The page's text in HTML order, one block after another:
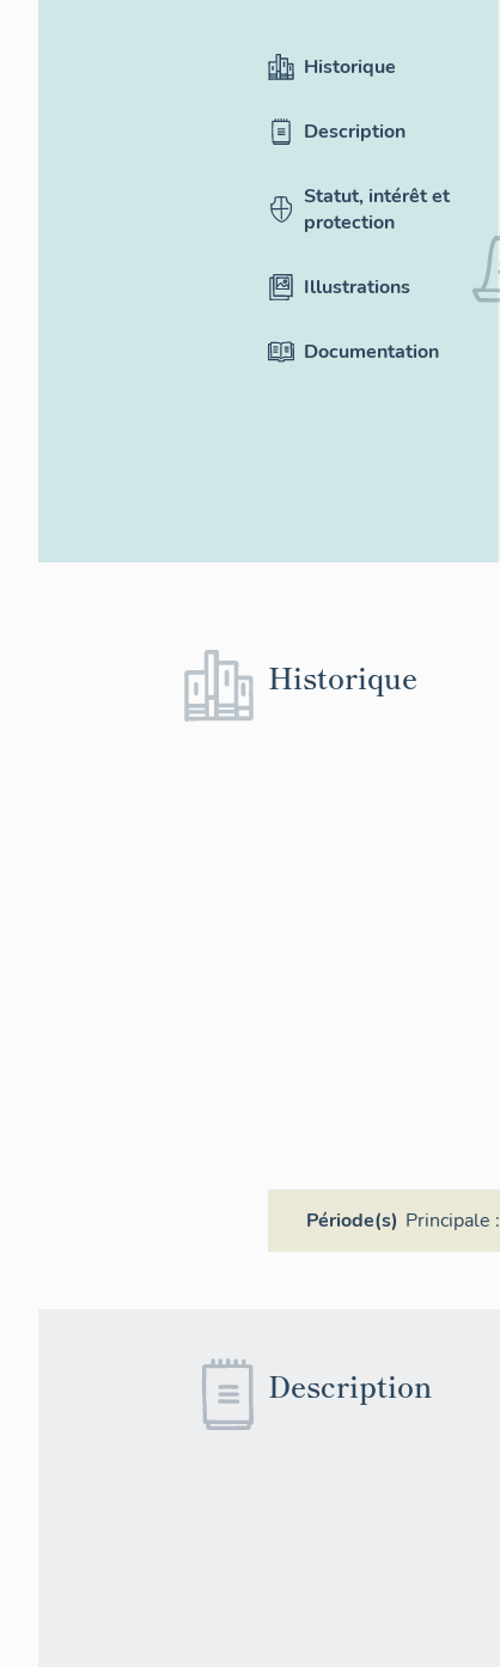
Historique
Description
Statut, intérêt et
protection
Illustrations
Documentation
Historique
Période(s) Principale :
Description